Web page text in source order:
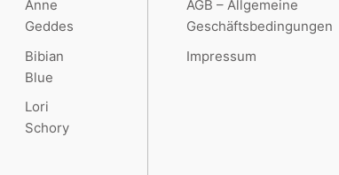
Anne
Geddes
Bibian
Blue
Lori
Schory
AGB – Allgemeine
Geschäftsbedingungen
Impressum